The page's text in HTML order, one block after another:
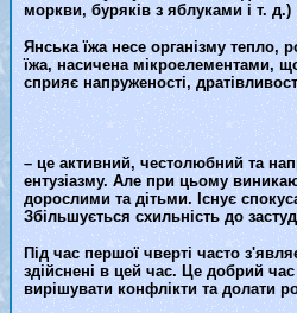
моркви, буряків з яблуками і т. д.)
Янська їжа несе організму тепло,
їжа, насичена мікроелементами,
сприяє напруженості,
– це активний, честолюбний та
ентузіазму. Але при цьому
дорослими та дітьми. Існує
Збільшується схильність до
Під час першої чверті часто
здійснені в цей час. Це добрий
вирішувати конфлікти та долати